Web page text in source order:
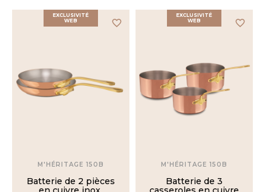
favorite_border
EXCLUSIVITÉ
WEB
M'HÉRITAGE 150B
Batterie de 2 pièces
favorite_border
EXCLUSIVITÉ
WEB
M'HÉRITAGE 150B
Batterie de 3